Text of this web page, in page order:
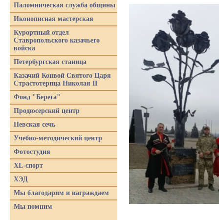
Паломническая служба общины
Иконописная мастерская
Курортный отдел
Ставропольского казачьего
войска
Петербургская станица
Казачий Конвой Святого Царя
Страстотерпца Николая II
Фонд "Берега"
Продюсерский центр
Невская сечь
Учебно-методический центр
Фотостудия
XL-спорт
ХЭД
Мы благодарим и награждаем
Мы помним